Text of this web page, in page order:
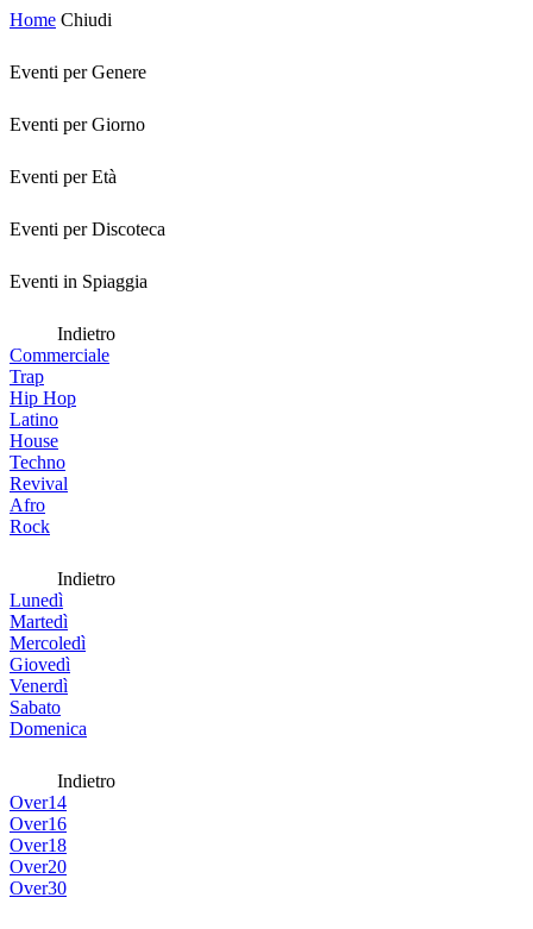
Home Chiudi
Eventi per Genere
Eventi per Giorno
Eventi per Età
Eventi per Discoteca
Eventi in Spiaggia
Indietro
Commerciale
Trap
Hip Hop
Latino
House
Techno
Revival
Afro
Rock
Indietro
Lunedì
Martedì
Mercoledì
Giovedì
Venerdì
Sabato
Domenica
Indietro
Over14
Over16
Over18
Over20
Over30